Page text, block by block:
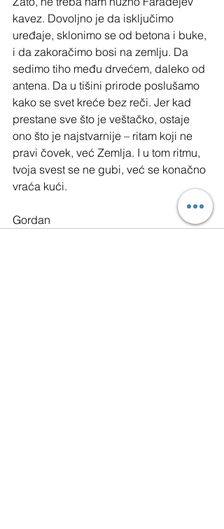
kavez. Dovoljno je da isključimo
uređaje, sklonimo se od betona i buke,
i da zakoračimo bosi na zemlju. Da
sedimo tiho među drvećem, daleko od
antena. Da u tišini prirode poslušamo
kako se svet kreće bez reči. Jer kad
prestane sve što je veštačko, ostaje
ono što je najstvarnije – ritam koji ne
pravi čovek, već Zemlja. I u tom ritmu,
tvoja svest se ne gubi, već se konačno
vraća kući.
Gordan